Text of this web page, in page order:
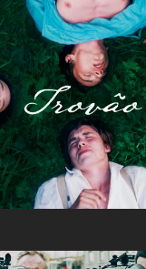
Sexual, Temas
Bras-Le-Corps
2026
França